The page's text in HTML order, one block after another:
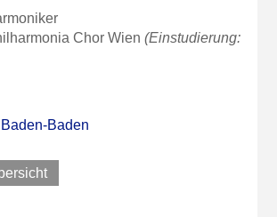
Chor Wien(Einstudierung:
Baden